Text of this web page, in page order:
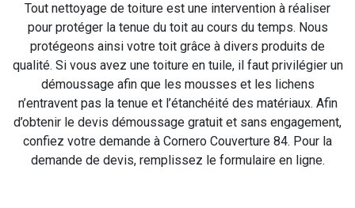
Tout nettoyage de toiture est une intervention à réaliser
pour protéger la tenue du toit au cours du temps. Nous
protégeons ainsi votre toit grâce à divers produits de
qualité. Si vous avez une toiture en tuile, il faut privilégier un
démoussage afin que les mousses et les lichens
n’entravent pas la tenue et l’étanchéité des matériaux. Afin
d’obtenir le devis démoussage gratuit et sans engagement,
confiez votre demande à Cornero Couverture 84. Pour la
demande de devis, remplissez le formulaire en ligne.